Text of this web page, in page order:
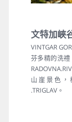
文特加峽
VINTGAR
芬多精的洗
山崖景色
.TRIGLAV。